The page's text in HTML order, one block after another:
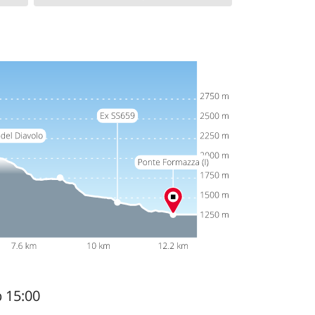
15:00